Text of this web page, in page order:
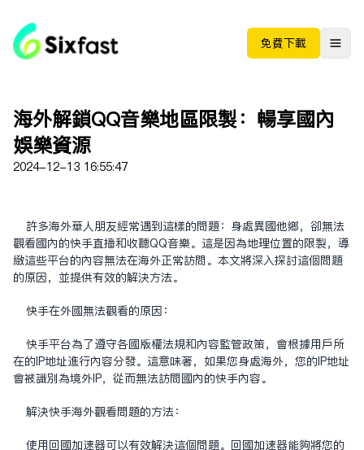
免费下载
海外解锁QQ音乐地区限制：畅享国内
娱乐资源
2024-12-13 16:55:47
许多海外华人朋友经常遇到这样的问题：身处异国他乡，却无法
观看国内的快手直播和收听QQ音乐。这是因为地理位置的限制，导
致这些平台的内容无法在海外正常访问。本文将深入探讨这个问题
的原因，并提供有效的解决方法。
快手在外国无法观看的原因：
快手平台为了遵守各国版权法规和内容监管政策，会根据用户所
在的IP地址进行内容分发。这意味着，如果您身处海外，您的IP地址
会被识别为境外IP，从而无法访问国内的快手内容。
解决快手海外观看问题的方法：
使用回国加速器可以有效解决这个问题。回国加速器能够将您的